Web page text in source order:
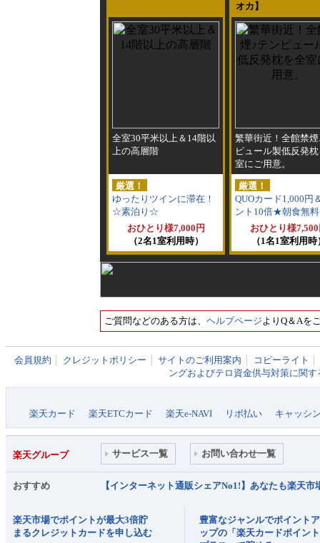
オカ】
全室30平米以上＆14階以
上の高層階
繁華街近！全館禁
ピュール製低反発
室にご用意。
厳選！
ゆったりツインに滞在！
☆素泊り☆
おひとり様7,000円
（2名1室利用時）
厳選！
QUOカード1,000円
ント10倍★朝食無料
おひとり様
（1名1室利用時
ご質問などのある方は、 ヘルプページよりQ＆Aを
会員規約 クレジットポリシー サイトのご利用案内
コピーライト
ングおよびテロ資金供与対策に関
楽天カード
楽天ETCカード 楽天e-NAVI リボ払い キャッシ
楽天グループ サービス一覧 お問い合わせ一覧
おすすめ 【インターネット通販シェアNo1!】あなたも楽天
楽天市場でポイントが最大3倍貯
まるクレジットカードを申し込む
豊富なジャンルでポイントア
ップの「楽天カードポイント